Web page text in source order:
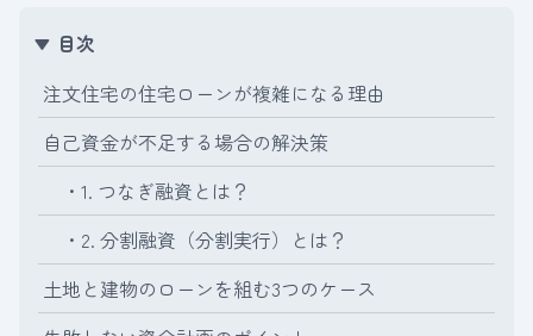
目次
注文住宅の住宅ローンが複雑になる理由
自己資金が不足する場合の解決策
・1. つなぎ融資とは？
・2. 分割融資（分割実行）とは？
土地と建物のローンを組む3つのケース